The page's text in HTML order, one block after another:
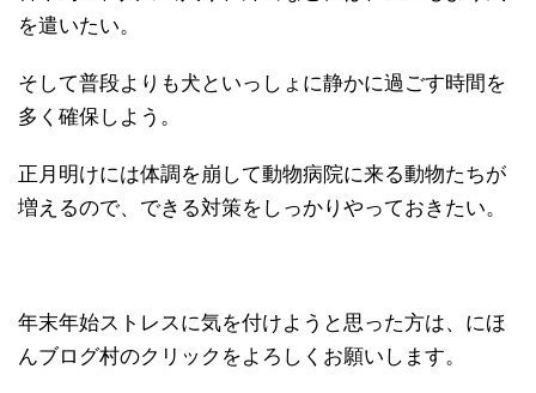
を遣いたい。
そして普段よりも犬といっしょに静かに過ごす時間を
多く確保しよう。
正月明けには体調を崩して動物病院に来る動物たちが
増えるので、できる対策をしっかりやっておきたい。
年末年始ストレスに気を付けようと思った方は、にほ
んブログ村のクリックをよろしくお願いします。